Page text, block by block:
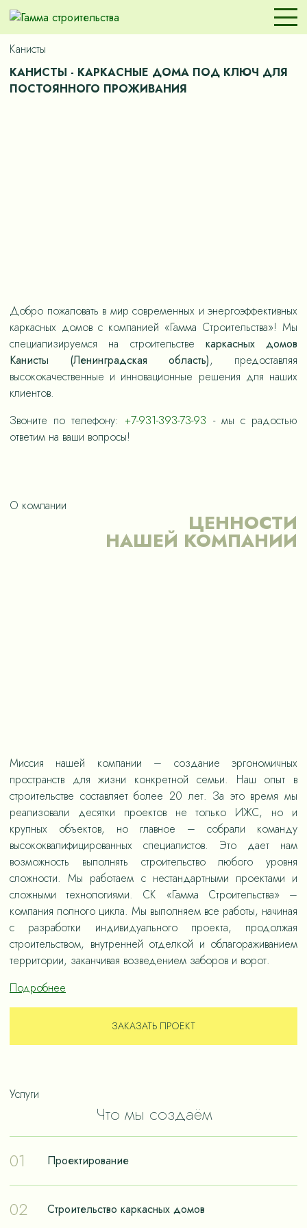
Канисты
КАНИСТЫ - КАРКАСНЫЕ ДОМА ПОД КЛЮЧ ДЛЯ
ПОСТОЯННОГО ПРОЖИВАНИЯ
Добро пожаловать в мир современных и энергоэффективных
каркасных домов с компанией «Гамма Строительства»! Мы
специализируемся на строительстве каркасных домов
Канисты (Ленинградская область), предоставляя
высококачественные и инновационные решения для наших
клиентов.
Звоните по телефону:+7-931-393-73-93 - мы с радостью
ответим на ваши вопросы!
О компании
ЦЕННОСТИ
НАШЕЙ КОМПАНИИ
Миссия нашей компании – создание эргономичных
пространств для жизни конкретной семьи. Наш опыт в
строительстве составляет более 20 лет. За это время мы
реализовали десятки проектов не только ИЖС, но и
крупных объектов, но главное – собрали команду
высококвалифицированных специалистов. Это дает нам
возможность выполнять строительство любого уровня
сложности. Мы работаем с нестандартными проектами и
сложными технологиями. СК «Гамма Строительства» –
компания полного цикла. Мы выполняем все работы, начиная
с разработки индивидуального проекта, продолжая
строительством, внутренней отделкой и облагораживанием
территории, заканчивая возведением заборов и ворот.
Подробнее
ЗАКАЗАТЬ ПРОЕКТ
Услуги
Что мы создаём
01
Проектирование
реализации мечты о собственном доме. Чтобы дом
02 Строительство каркасных домов